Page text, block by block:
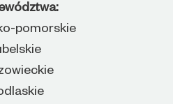
pomorskie